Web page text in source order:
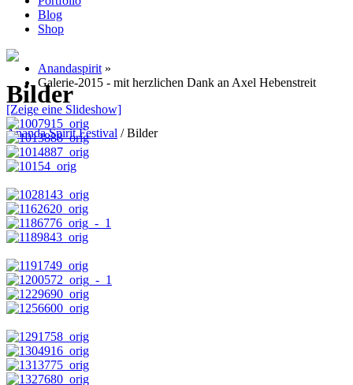
Blog
Shop
Bilder
Ananda Spirit Festival /Bilder
Anandaspirit »
Galerie-2015 - mit herzlichen Dank an Axel Hebenstreit
[Zeige eine Slideshow]